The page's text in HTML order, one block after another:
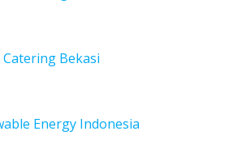
Catering Bekasi
Energy Indonesia